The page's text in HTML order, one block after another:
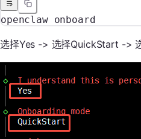
openclaw onboard
选择Yes -> 选择QuickStart ->